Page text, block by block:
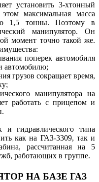
установить 3-хтонный
максимальная масса
1,5 тонны. Поэтому в
манипулятор. Он
момент точно такой же.
поперек автомобиля
автомобилю;
грузов сокращает время,
манипулятора на
работать с прицепом и
и гидравлического типа
как на ГАЗ-3309, так и
рассчитанная на 5
работающих в группе.
НА БАЗЕ ГАЗ